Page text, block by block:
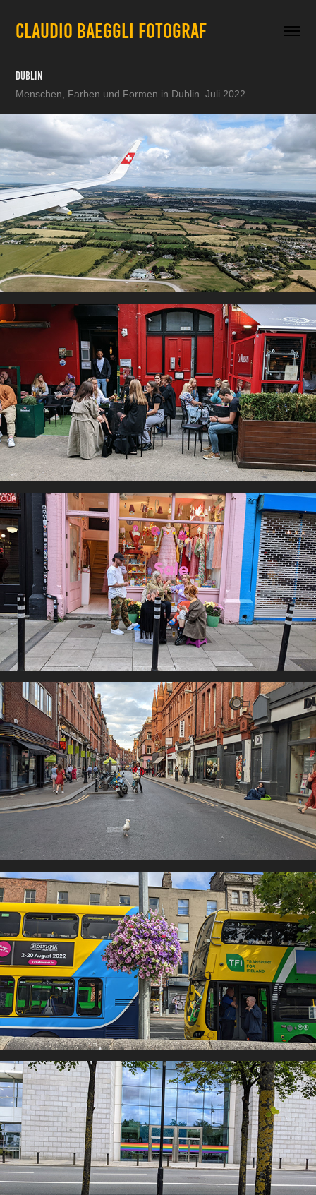
CLAUDIO BAEGGLI FOTOGRAF
Dublin
Menschen, Farben und Formen in Dublin. Juli 2022.